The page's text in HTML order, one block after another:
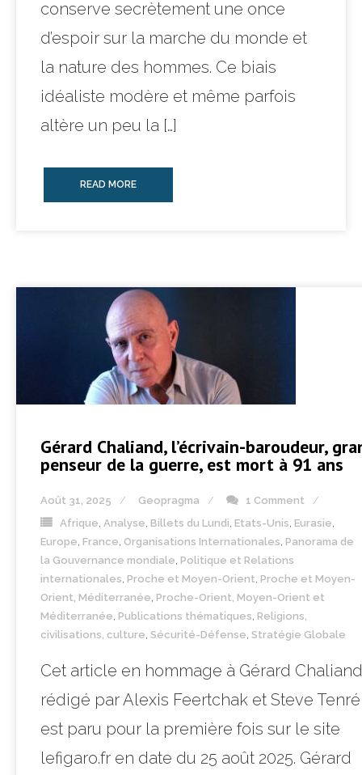
conserve secrètement une once
d’espoir sur la marche du monde et
la nature des hommes. Ce biais
idéaliste modère et même parfois
altère un peu la […]
READ MORE
Gérard Chaliand, l’écrivain-baroudeur,
penseur de la guerre, est mort à 91 ans
Août 31, 2025 Geopragma
1 Comment
Afrique Analyse Billets du Lundi Etats-Unis Eurasie
Europe France Organisations Internationales Panorama de
la Gouvernance mondiale Politique et Relations
internationales Proche et Moyen-Orient Proche et Moyen-
Orient, Méditerranée Proche-Orient, Moyen-Orient et
Méditerranée Publications thématiques Religions,
civilisations, culture Sécurité-Défense Stratégie Globale
Cet article en hommage à Gérard Chaliand
rédigé par Alexis Feertchak et Steve Tenré
est paru pour la première fois sur le site
lefigaro.fr en date du 25 août 2025. Gérard